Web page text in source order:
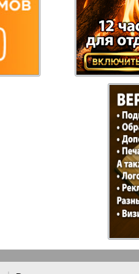
Русская Мысль
Экспресс